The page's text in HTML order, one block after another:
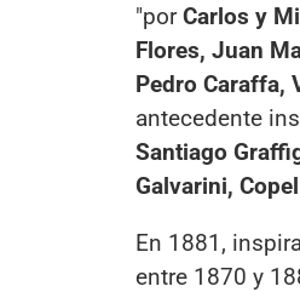
"porCarlos y
Flores, Juan
Pedro Caraffa,
antecedente
Santiago
Galvarini,
En 1881,
entre 1870 y